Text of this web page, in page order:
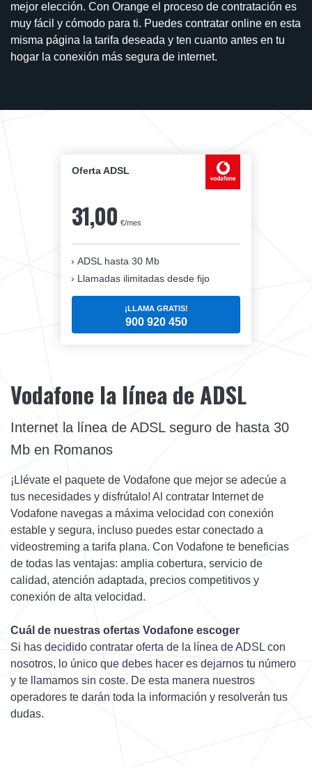
mejor elección. Con Orange el proceso de contratación es
muy fácil y cómodo para ti. Puedes contratar online en esta
misma página la tarifa deseada y ten cuanto antes en tu
hogar la conexión más segura de internet.
Oferta ADSL
31,00 €/mes
ADSL hasta 30 Mb
Llamadas ilimitadas desde fijo
¡LLAMA GRATIS!
900 920 450
Vodafone la línea de ADSL
Internet la línea de ADSL seguro de hasta 30
Mb en Romanos
¡Llévate el paquete de Vodafone que mejor se adecúe a
tus necesidades y disfrútalo! Al contratar Internet de
Vodafone navegas a máxima velocidad con conexión
estable y segura, incluso puedes estar conectado a
videostreming a tarifa plana. Con Vodafone te beneficias
de todas las ventajas: amplia cobertura, servicio de
calidad, atención adaptada, precios competitivos y
conexión de alta velocidad.
Cuál de nuestras ofertas Vodafone escoger
Si has decidido contratar oferta de la línea de ADSL con
nosotros, lo único que debes hacer es dejarnos tu número
y te llamamos sin coste. De esta manera nuestros
operadores te darán toda la información y resolverán tus
dudas.